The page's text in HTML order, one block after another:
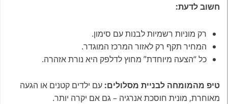
חשוב לדעת:
רק מוניות רשמיות לבנות עם סימון.
המחיר תקף רק לאזור המרכז המוגדר.
כל “הצעה מיוחדת” מחוץ לדלפק היא נורת אזהרה.
טיפ מהמומחה לבניית מסלולים: עם ילדים קטנים או הגעה
מאוחרת, מונית חוסכת אנרגיה – גם אם יקרה יותר.